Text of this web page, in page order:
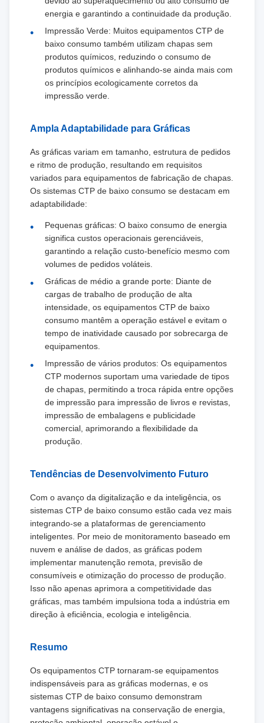
energia e garantindo a continuidade da produção.
Impressão Verde: Muitos equipamentos CTP de
baixo consumo também utilizam chapas sem
produtos químicos, reduzindo o consumo de
produtos químicos e alinhando-se ainda mais com
os princípios ecologicamente corretos da
impressão verde.
Ampla Adaptabilidade para Gráficas
As gráficas variam em tamanho, estrutura de pedidos
e ritmo de produção, resultando em requisitos
variados para equipamentos de fabricação de chapas.
Os sistemas CTP de baixo consumo se destacam em
adaptabilidade:
Pequenas gráficas: O baixo consumo de energia
significa custos operacionais gerenciáveis,
garantindo a relação custo-benefício mesmo com
volumes de pedidos voláteis.
Gráficas de médio a grande porte: Diante de
cargas de trabalho de produção de alta
intensidade, os equipamentos CTP de baixo
consumo mantêm a operação estável e evitam o
tempo de inatividade causado por sobrecarga de
equipamentos.
Impressão de vários produtos: Os equipamentos
CTP modernos suportam uma variedade de tipos
de chapas, permitindo a troca rápida entre opções
de impressão para impressão de livros e revistas,
impressão de embalagens e publicidade
comercial, aprimorando a flexibilidade da
produção.
Tendências de Desenvolvimento Futuro
Com o avanço da digitalização e da inteligência, os
sistemas CTP de baixo consumo estão cada vez mais
integrando-se a plataformas de gerenciamento
inteligentes. Por meio de monitoramento baseado em
nuvem e análise de dados, as gráficas podem
implementar manutenção remota, previsão de
consumíveis e otimização do processo de produção.
Isso não apenas aprimora a competitividade das
gráficas, mas também impulsiona toda a indústria em
direção à eficiência, ecologia e inteligência.
Resumo
Os equipamentos CTP tornaram-se equipamentos
indispensáveis para as gráficas modernas, e os
sistemas CTP de baixo consumo demonstram
vantagens significativas na conservação de energia,